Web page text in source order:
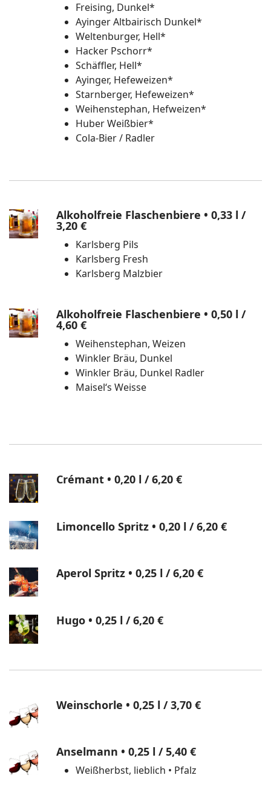
Freising, Dunkel*
Ayinger Altbairisch Dunkel*
Weltenburger, Hell*
Hacker Pschorr*
Schäffler, Hell*
Ayinger, Hefeweizen*
Starnberger, Hefeweizen*
Weihenstephan, Hefweizen*
Huber Weißbier*
Cola-Bier / Radler
Alkoholfreie Flaschenbiere • 0,33 l /
3,20 €
Karlsberg Pils
Karlsberg Fresh
Karlsberg Malzbier
Alkoholfreie Flaschenbiere • 0,50 l /
4,60 €
Weihenstephan, Weizen
Winkler Bräu, Dunkel
Winkler Bräu, Dunkel Radler
Maisel‘s Weisse
Crémant • 0,20 l / 6,20 €
Limoncello Spritz • 0,20 l / 6,20 €
Aperol Spritz • 0,25 l / 6,20 €
Hugo • 0,25 l / 6,20 €
Weinschorle • 0,25 l / 3,70 €
Anselmann • 0,25 l / 5,40 €
Weißherbst, lieblich • Pfalz